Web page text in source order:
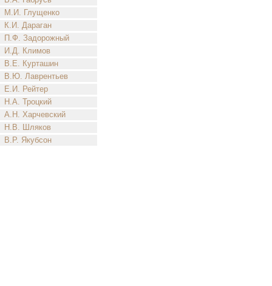
М.И. Глущенко
К.И. Дараган
П.Ф. Задорожный
И.Д. Климов
В.Е. Курташин
В.Ю. Лаврентьев
Е.И. Рейтер
Н.А. Троцкий
А.Н. Харчевский
Н.В. Шляков
В.Р. Якубсон